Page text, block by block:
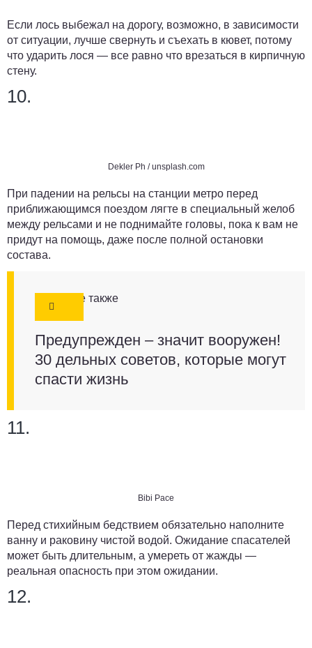
Если лось выбежал на дорогу, возможно, в зависимости
от ситуации, лучше свернуть и съехать в кювет, потому
что ударить лося — все равно что врезаться в кирпичную
стену.
10.
Dekler Ph / unsplash.com
При падении на рельсы на станции метро перед
приближающимся поездом лягте в специальный желоб
между рельсами и не поднимайте головы, пока к вам не
придут на помощь, даже после полной остановки
состава.
Смотрите также
Предупрежден – значит вооружен!
30 дельных советов, которые могут
спасти жизнь
11.
Bibi Pace
Перед стихийным бедствием обязательно наполните
ванну и раковину чистой водой. Ожидание спасателей
может быть длительным, а умереть от жажды —
реальная опасность при этом ожидании.
12.